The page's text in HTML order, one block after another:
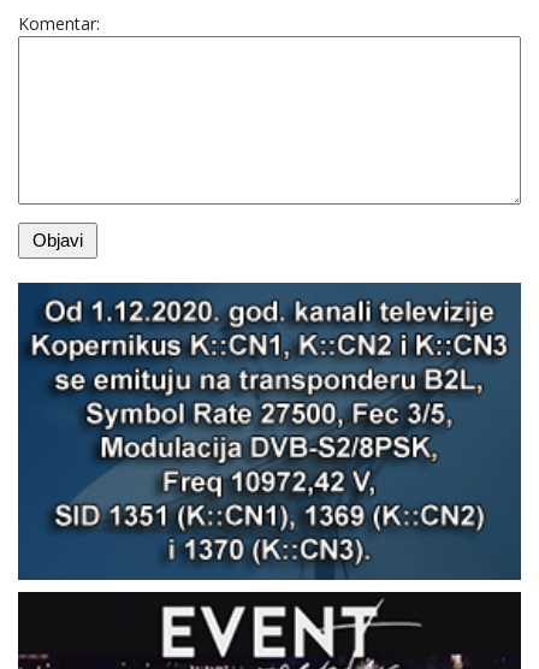
Komentar: